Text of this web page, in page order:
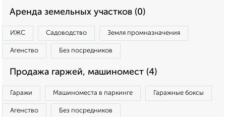
Аренда земельных участков (0)
ИЖС Садоводство Земля промназначения
Агенство Без посредников
Продажа гаржей, машиномест (4)
Гаражи Машиноместа в паркинге Гаражные боксы
Агенство Без посредников